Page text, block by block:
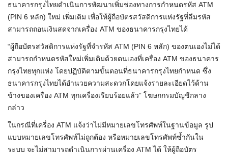
ธนาคารกรุงไทยดำเนินการพัฒนาเพิ่มช่องทางการกำหนดรหัส ATM
(PIN 6 หลัก) ใหม่ เพิ่มเติม เพื่อให้ผู้ถือบัตรสวัสดิการแห่งรัฐที่ลืมรหัส
สามารถถอนเงินสดจากเครื่อง ATM ของธนาคารกรุงไทยได้
“ผู้ถือบัตรสวัสดิการแห่งรัฐที่จำรหัส ATM (PIN 6 หลัก) ของตนเองไม่ได้
สามารถกำหนดรหัสใหม่เพิ่มเติมด้วยตนเองที่เครื่อง ATM ของธนาคาร
กรุงไทยทุกแห่ง โดยปฏิบัติตามขั้นตอนที่ธนาคารกรุงไทยกำหนด ซึ่ง
ธนาคารกรุงไทยได้อำนวยความสะดวกโดยแจ้งรายละเอียดไว้ด้าน
ข้างของเครื่อง ATM ทุกเครื่องเรียบร้อยแล้ว” โฆษกกรมบัญชีกลาง
กล่าว
ในกรณีที่เครื่อง ATM แจ้งว่าไม่มีหมายเลขโทรศัพท์ในฐานข้อมูล รูป
แบบหมายเลขโทรศัพท์ไม่ถูกต้อง หรือหมายเลขโทรศัพท์ซ้ำกันใน
ระบบ จะไม่สามารถดำเนินการผ่านเครื่อง ATM ได้ ให้ผู้ถือบัตร